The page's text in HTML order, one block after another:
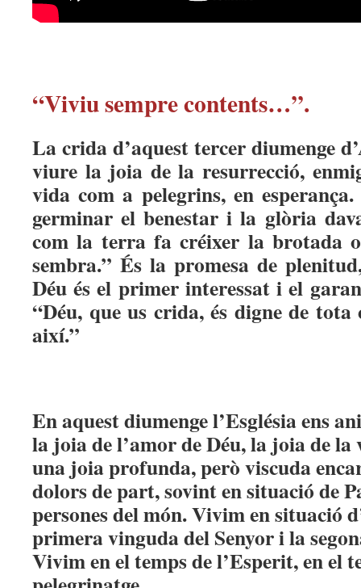
“Viviu sempre contents…”.
La crida d’aquest tercer diumenge
viure la joia de la resurrecció,
vida com a pelegrins, en
germinar el benestar i la glòria
com la terra fa créixer la brotada
sembra.” És la promesa de
Déu és el primer interessat i el
“Déu, que us crida, és digne de
així.”
En aquest diumenge l’Església ens
la joia de l’amor de Déu, la joia de
una joia profunda, però viscuda
dolors de part, sovint en situació de
persones del món. Vivim en situació
primera vinguda del Senyor i la
Vivim en el temps de l’Esperit, en el